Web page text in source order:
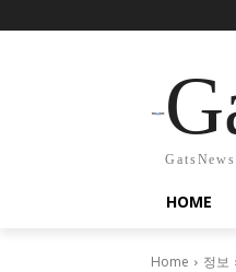
GatsNews
HOME
Home 정보